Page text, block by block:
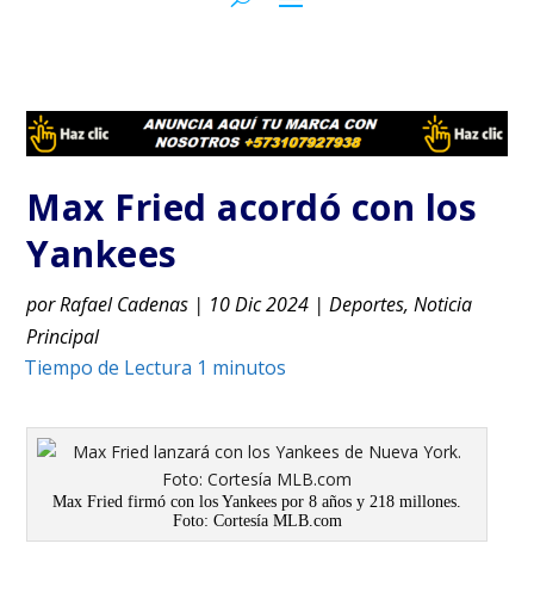
Max Fried acordó con los
Yankees
porRafael Cadenas | 10 Dic 2024 |Deportes,Noticia
Principal
Max Fried firmó con los Yankees por 8 años y 218 millones.
Foto: Cortesía MLB.com